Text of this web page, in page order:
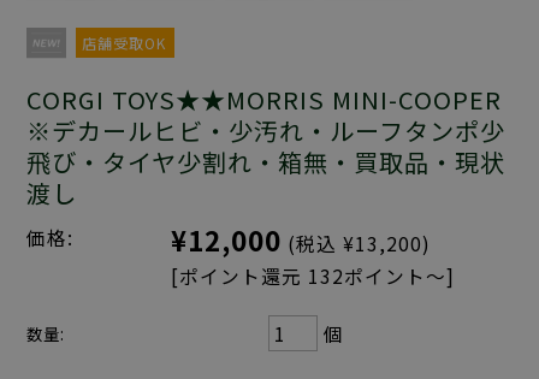
店舗受取OK
CORGI TOYS★★MORRIS MINI-COOPER
※デカールヒビ・少汚れ・ルーフタンポ少
飛び・タイヤ少割れ・箱無・買取品・現状
渡し
価格: ¥12,000 (税込 ¥13,200)
[ポイント還元 132ポイント～]
数量: 個